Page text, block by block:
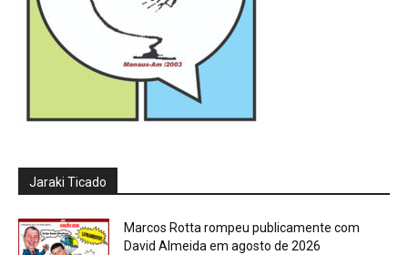
Jaraki Ticado
Marcos Rotta rompeu publicamente com
David Almeida em agosto de 2026